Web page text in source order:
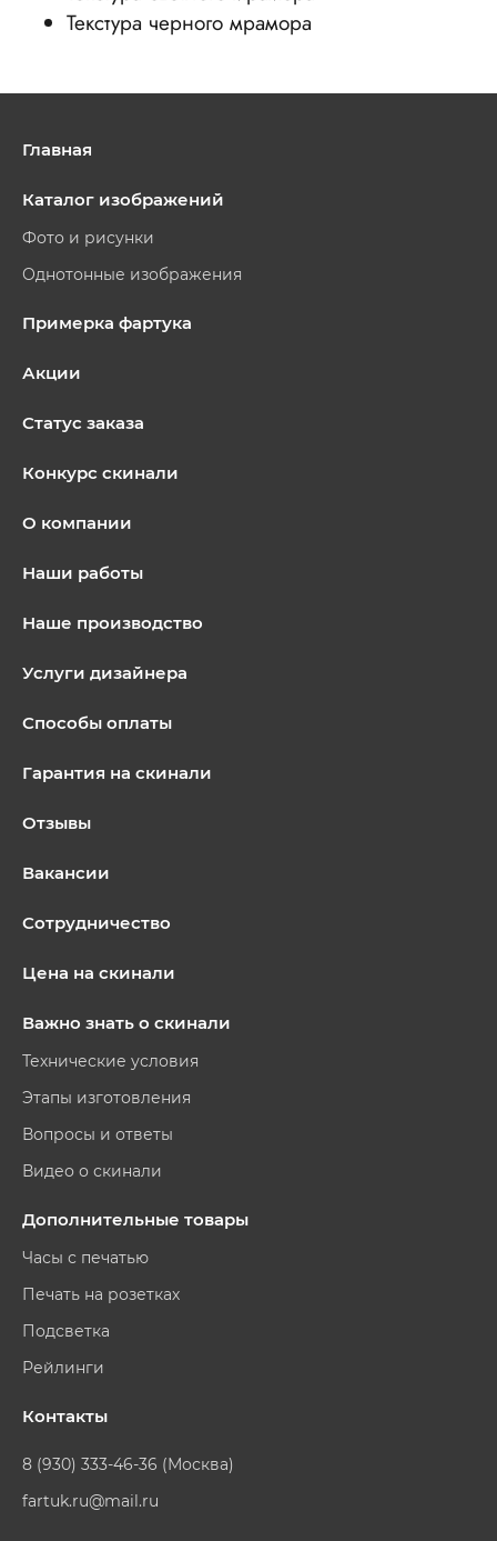
Текстура черного мрамора
Главная
Каталог изображений
Фото и рисунки
Однотонные изображения
Примерка фартука
Акции
Статус заказа
Конкурс скинали
О компании
Наши работы
Наше производство
Услуги дизайнера
Способы оплаты
Гарантия на скинали
Отзывы
Вакансии
Сотрудничество
Цена на скинали
Важно знать о скинали
Технические условия
Этапы изготовления
Вопросы и ответы
Видео о скинали
Дополнительные товары
Часы с печатью
Печать на розетках
Подсветка
Рейлинги
Контакты
8 (930) 333-46-36 (Москва)
fartuk.ru@mail.ru